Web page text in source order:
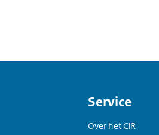
Service
Over het CIR